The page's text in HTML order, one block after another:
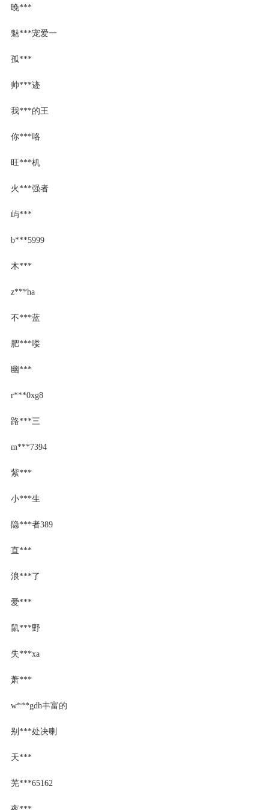
晚***
魅***宠爱一
孤***
帅***迹
我***的王
你***咯
旺***机
火***强者
屿***
b***5999
木***
z***ha
不***蓝
肥***喽
幽***
r***0xg8
路***三
m***7394
紫***
小***生
隐***者389
直***
浪***了
爱***
鼠***野
失***xa
萧***
w***gdh丰富的
别***处决喇
天***
芜***65162